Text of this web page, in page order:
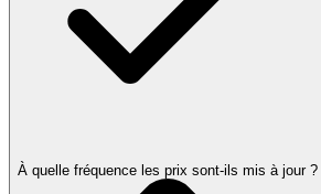
À quelle fréquence les prix sont-ils mis à jour ?